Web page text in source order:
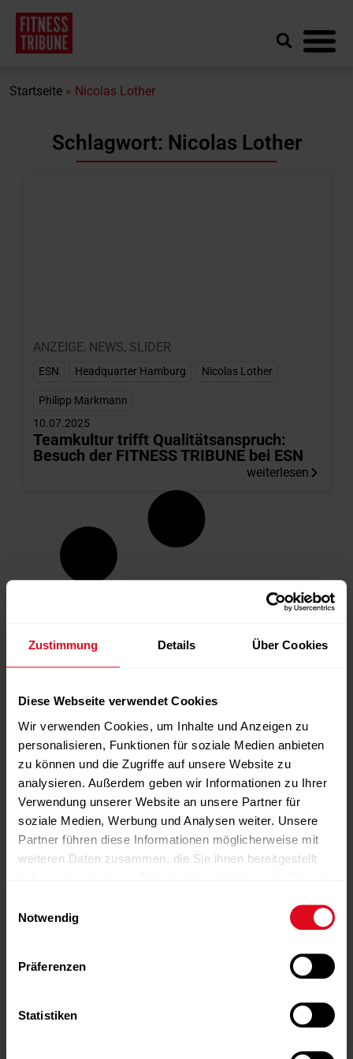
Zustimmung Details Über Cookies
Diese Webseite verwendet Cookies
Wir verwenden Cookies, um Inhalte und Anzeigen zu
personalisieren, Funktionen für soziale Medien anbieten
zu können und die Zugriffe auf unsere Website zu
analysieren. Außerdem geben wir Informationen zu Ihrer
Verwendung unserer Website an unsere Partner für
soziale Medien, Werbung und Analysen weiter. Unsere
Partner führen diese Informationen möglicherweise mit
weiteren Daten zusammen, die Sie ihnen bereitgestellt
Notwendig
Präferenzen
Statistiken
Startseite » Nicolas Lother
Schlagwort: Nicolas Lother
ANZEIGE, NEWS, SLIDER
ESN Headquarter Hamburg Nicolas Lother
Philipp Markmann
10.07.2025
Teamkultur trifft Qualitätsanspruch:
Besuch der FITNESS TRIBUNE bei ESN
weiterlesen
-Anzeige-